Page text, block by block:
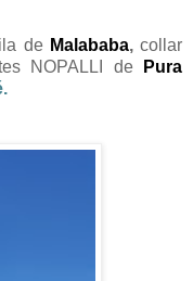
de Malababa, collar
NOPALLI de
Pura
.